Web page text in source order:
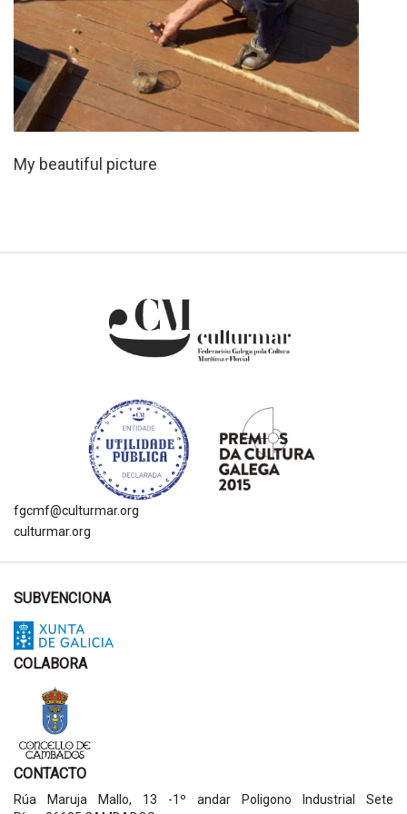
My beautiful picture
fgcmf@culturmar.org
culturmar.org
SUBVENCIONA
COLABORA
CONTACTO
Rúa Maruja Mallo, 13 -1º andar Poligono Industrial Sete